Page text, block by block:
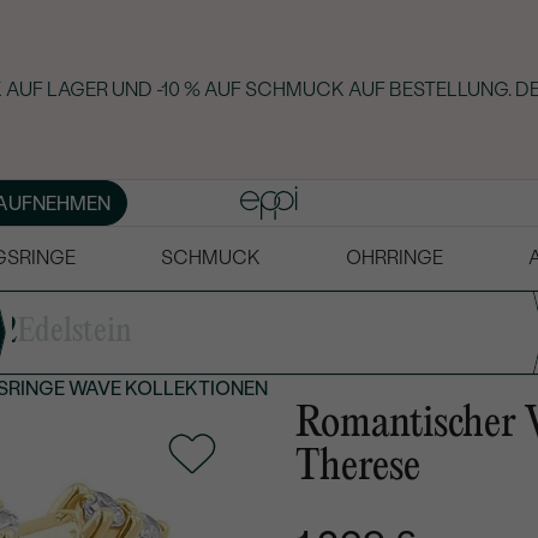
LAGER UND -10 % AUF SCHMUCK AUF BESTELLUNG.
SCHMUCK OHRRINGE
2
WAVE KOLLEKTIONEN
Romantischer
Therese